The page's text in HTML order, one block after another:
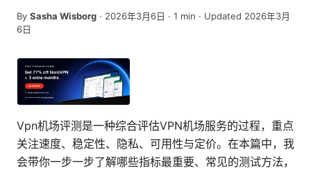
By Sasha Wisborg · 2026年3月6日 · 1 min · Updated 2026年3月
6日
Vpn机场评测是一种综合评估VPN机场服务的过程，重点
关注速度、稳定性、隐私、可用性与定价。在本篇中，我
会带你一步一步了解哪些指标最重要、常见的测试方法，